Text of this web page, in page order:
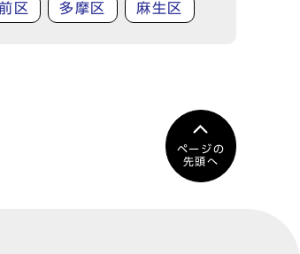
区 多摩区 麻生区
ページの
先頭へ